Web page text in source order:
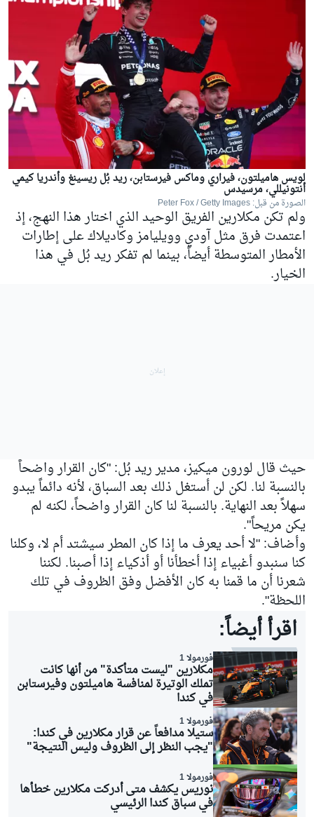
لويس هاميلتون، فيراري وماكس فيرستابن، ريد بُل ريسينغ وأندريا كيمي
أنتونيللي، مرسيدس
الصورة من قبل: Peter Fox / Getty Images
ولم تكن مكلارين الفريق الوحيد الذي اختار هذا النهج، إذ
اعتمدت فرق مثلآودي وويليامز وكاديلاك على إطارات
الأمطار المتوسطة أيضاً، بينما لم تفكر ريد بُل في هذا
الخيار.
حيث قال لورون ميكيز، مدير ريد بُل: "كان القرار واضحاً
بالنسبة لنا. لكن لن أستغل ذلك بعد السباق، لأنه دائماً يبدو
سهلاً بعد النهاية. بالنسبة لنا كان القرار واضحاً، لكنه لم
يكن مريحاً".
وأضاف: "لا أحد يعرف ما إذا كان المطر سيشتد أم لا، وكلنا
كنا سنبدو أغبياء إذا أخطأنا أو أذكياء إذا أصبنا. لكننا
شعرنا أن ما قمنا به كان الأفضل وفق الظروف في تلك
اللحظة".
اقرأ أيضاً:
فورمولا 1
مكلارين "ليست متأكدة" من أنها كانت
تملك الوتيرة لمنافسة هاميلتون وفيرستابن
في كندا
فورمولا 1
ستيلا مدافعاً عن قرار مكلارين في كندا:
"يجب النظر إلى الظروف وليس النتيجة"
فورمولا 1
نوريس يكشف متى أدركت مكلارين خطأها
في سباق كندا الرئيسي